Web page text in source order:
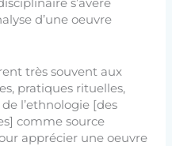
s’avère
d’une oeuvre
très souvent aux
pratiques rituelles,
l’ethnologie [des
comme source
apprécier une oeuvre